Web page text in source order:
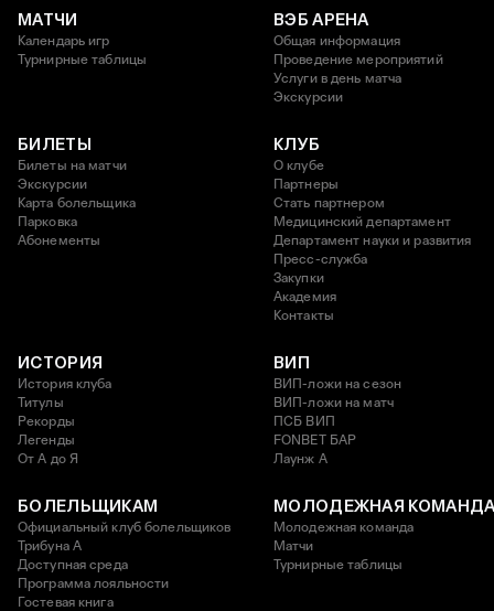
МАТЧИ
Календарь игр
Турнирные таблицы
ВЭБ АРЕНА
Общая информация
Проведение мероприятий
Услуги в день матча
Экскурсии
БИЛЕТЫ
Билеты на матчи
Экскурсии
Карта болельщика
Парковка
Абонементы
КЛУБ
О клубе
Партнеры
Стать партнером
Медицинский департамент
Департамент науки и развития
Пресс-служба
Закупки
Академия
Контакты
ИСТОРИЯ
История клуба
Титулы
Рекорды
Легенды
От А до Я
ВИП
ВИП-ложи на сезон
ВИП-ложи на матч
ПСБ ВИП
FONBET БАР
Лаунж A
БОЛЕЛЬЩИКАМ
Официальный клуб болельщиков
Трибуна А
Доступная среда
Программа лояльности
Гостевая книга
МОЛОДЕЖНАЯ
Молодежная команда
Матчи
Турнирные таблицы